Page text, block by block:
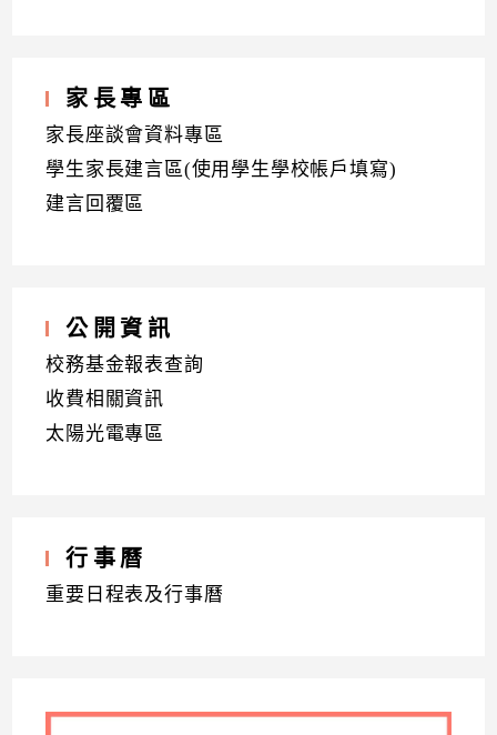
家長專區
家長座談會資料專區
學生家長建言區(使用學生學校帳戶填寫)
建言回覆區
公開資訊
校務基金報表查詢
收費相關資訊
太陽光電專區
行事曆
重要日程表及行事曆